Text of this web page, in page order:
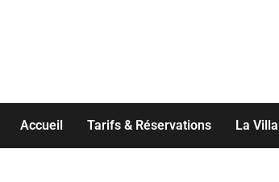
Accueil Tarifs & Réservations La Villa